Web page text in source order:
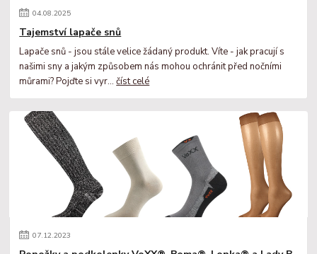
04.08.2025
Tajemství lapače snů
Lapače snů - jsou stále velice žádaný produkt. Víte - jak pracují s
našimi sny a jakým způsobem nás mohou ochránit před nočními
můrami? Pojďte si vyr...číst celé
07.12.2023